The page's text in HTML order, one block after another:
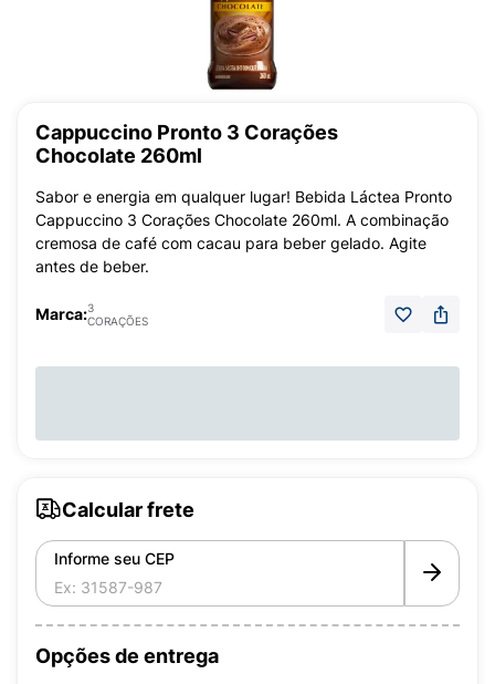
Cappuccino Pronto 3 Corações
Chocolate 260ml
Sabor e energia em qualquer lugar! Bebida Láctea Pronto
Cappuccino 3 Corações Chocolate 260ml. A combinação
cremosa de café com cacau para beber gelado. Agite
antes de beber.
Marca:3
CORAÇÕES
Calcular frete
Informe seu CEP
Opções de entrega